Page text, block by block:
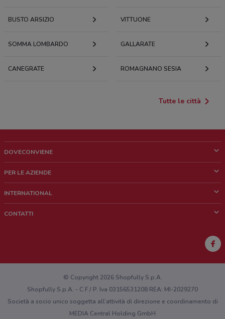
BUSTO ARSIZIO VITTUONE
SOMMA LOMBARDO GALLARATE
CANEGRATE ROMAGNANO SESIA
Tutte le città
DOVECONVIENE
Chi siamo
Lavora con noi
PER LE AZIENDE
Richieste commerciali e marketing
INTERNATIONAL
CONTATTI
Hai un malfunzionamento sul web o sull'app?
© Copyright 2026 Shopfully S.p.A.
Shopfully S.p.A. - C.F / P. Iva 03156531208 REA: MI-2029270
Società a socio unico soggetta all’attività di direzione e coordinamento di
MEDIA Central Holding GmbH